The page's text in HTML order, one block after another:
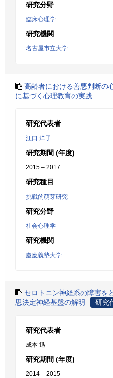
研究分野
臨床心理学
研究機関
名古屋市立大学
高齢者における善悪判断の
に基づく心理教育の実践
研究代表者
江口 洋子
研究期間 (年度)
2015 – 2017
研究種目
挑戦的萌芽研究
研究分野
社会心理学
研究機関
慶應義塾大学
セロトニン神経系の障害を
思決定神経基盤の解明
研究
研究代表者
成本 迅
研究期間 (年度)
2014 – 2015